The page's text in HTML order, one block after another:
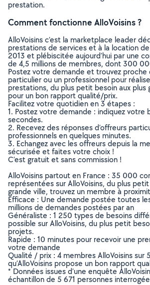
prestation.
Comment fonctionne AlloVoisins ?
AlloVoisins c’est la marketplace leader
prestations de services et à la location
2013 et plébiscitée aujourd’hui par une
de 4,5 millions de membres, dont 300
Postez votre demande et trouvez proche
particulier ou un professionnel pour
prestations, du plus petit besoin aux plus
pour un bon rapport qualité/prix.
Facilitez votre quotidien en 3 étapes :
1. Postez votre demande : indiquez votre
secondes.
2. Recevez des réponses d’offreurs
professionnels en quelques minutes.
3. Echangez avec les offreurs depuis la
sécurisée et faites votre choix !
C’est gratuit et sans commission !
AlloVoisins partout en France : 35 000
représentées sur AlloVoisins, du plus
grande ville, trouvez un membre à
Efficace : Une demande postée toutes
millions de demandes postées par an
Généraliste : 1 250 types de besoins
possible sur AlloVoisins, du plus petit
projets.
Rapide : 10 minutes pour recevoir une
votre demande
Qualité / prix : 4 membres AlloVoisins sur
qu’AlloVoisins propose un bon rapport
* Données issues d’une enquête
échantillon de 5 671 personnes